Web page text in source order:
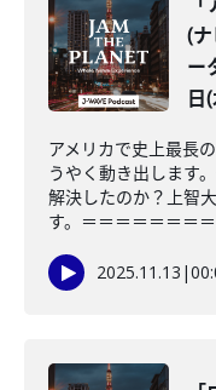
(
ー
日
アメリカで史上最長
うやく動き出します
解決したのか？上智
す。＝＝＝＝＝＝＝
2025.11.13 |